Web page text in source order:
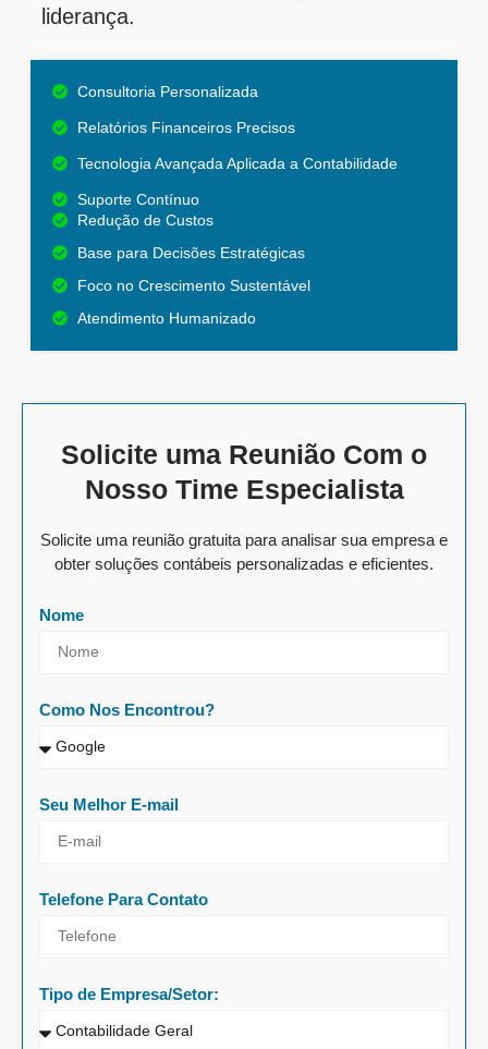
liderança.
Consultoria Personalizada
Relatórios Financeiros Precisos
Tecnologia Avançada Aplicada a Contabilidade
Suporte Contínuo
Redução de Custos
Base para Decisões Estratégicas
Foco no Crescimento Sustentável
Atendimento Humanizado
Solicite uma Reunião Com o
Nosso Time Especialista
Solicite uma reunião gratuita para analisar sua empresa e
obter soluções contábeis personalizadas e eficientes.
Nome
Como Nos Encontrou?
Seu Melhor E-mail
Telefone Para Contato
Tipo de Empresa/Setor: